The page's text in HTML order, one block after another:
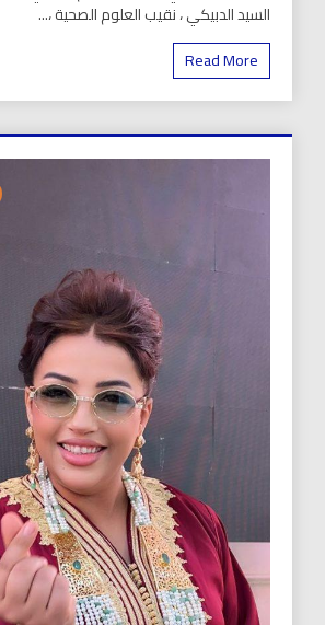
السيد الدبيكي ، نقيب العلوم الصحية ،...
Read More